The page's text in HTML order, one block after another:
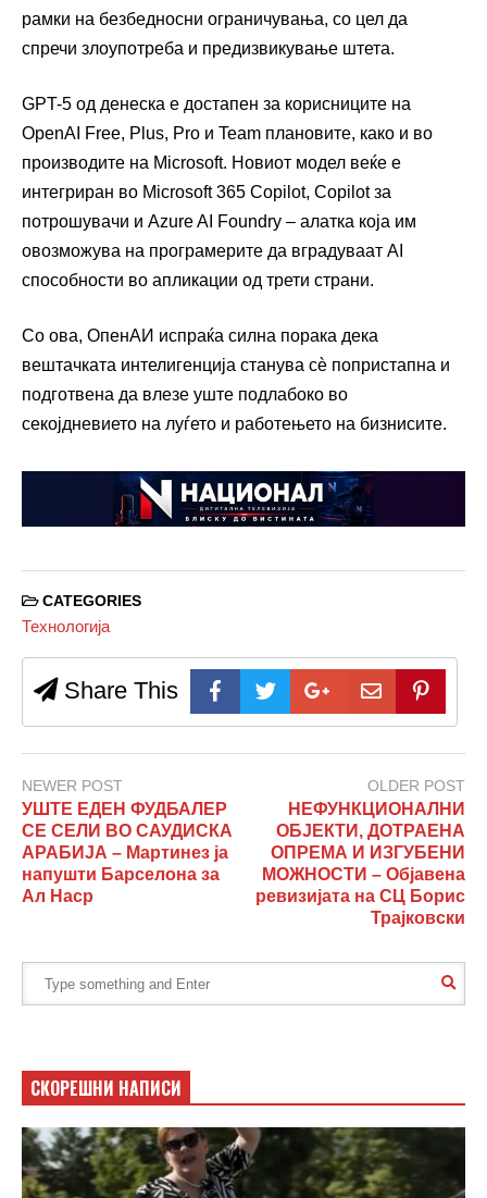
рамки на безбедносни ограничувања, со цел да
спречи злоупотреба и предизвикување штета.
GPT-5 од денеска е достапен за корисниците на
OpenAI Free, Plus, Pro и Team плановите, како и во
производите на Microsoft. Новиот модел веќе е
интегриран во Microsoft 365 Copilot, Copilot за
потрошувачи и Azure AI Foundry – алатка која им
овозможува на програмерите да вградуваат AI
способности во апликации од трети страни.
Со ова, ОпенАИ испраќа силна порака дека
вештачката интелигенција станува сѐ попристапна и
подготвена да влезе уште подлабоко во
секојдневието на луѓето и работењето на бизнисите.
CATEGORIES
Технологија
Share This
NEWER POST
УШТЕ ЕДЕН ФУДБАЛЕР
СЕ СЕЛИ ВО САУДИСКА
АРАБИЈА – Мартинез ја
напушти Барселона за
Ал Наср
OLDER POST
НЕФУНКЦИОНАЛНИ
ОБЈЕКТИ, ДОТРАЕНА
ОПРЕМА И ИЗГУБЕНИ
МОЖНОСТИ – Објавена
ревизијата на СЦ Борис
Трајковски
СКОРЕШНИ НАПИСИ